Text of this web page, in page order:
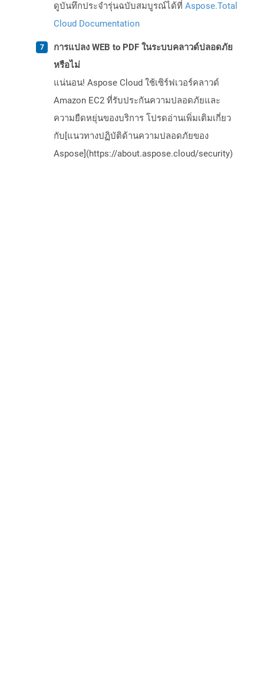
ดูบันทึกประจำรุ่นฉบับสมบูรณ์ได้ที่ Aspose.Total
Cloud Documentation
การแปลง WEB to PDF ในระบบคลาวด์ปลอดภัย
หรือไม่
แน่นอน! Aspose Cloud ใช้เซิร์ฟเวอร์คลาวด์
Amazon EC2 ที่รับประกันความปลอดภัยและ
ความยืดหยุ่นของบริการ โปรดอ่านเพิ่มเติมเกี่ยว
กับ[แนวทางปฏิบัติด้านความปลอดภัยของ
Aspose](https://about.aspose.cloud/security)